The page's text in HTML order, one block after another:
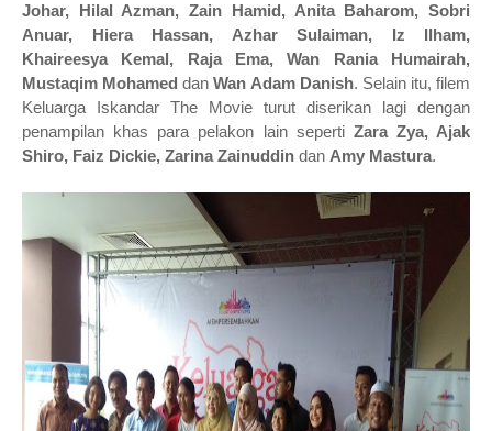
Johar, Hilal Azman, Zain Hamid, Anita Baharom, Sobri
Anuar, Hiera Hassan, Azhar Sulaiman, Iz Ilham,
Khaireesya Kemal, Raja Ema, Wan Rania Humairah,
Mustaqim Mohamed danWan Adam Danish. Selain itu, filem
Keluarga Iskandar The Movie turut diserikan lagi dengan
penampilan khas para pelakon lain seperti Zara Zya, Ajak
Shiro, Faiz Dickie, Zarina Zainuddin dan Amy Mastura.